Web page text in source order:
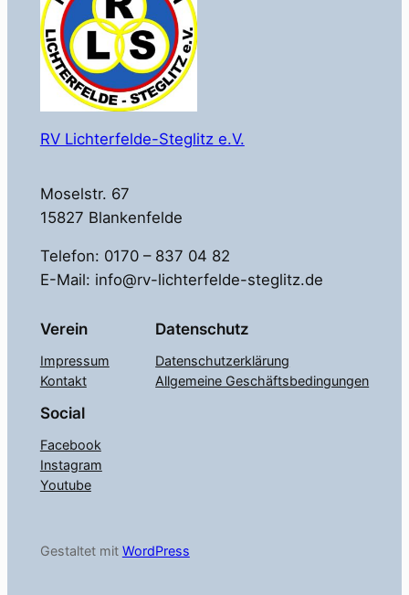
RV Lichterfelde-Steglitz e.V.
Moselstr. 67
15827 Blankenfelde
Telefon: 0170 – 837 04 82
E-Mail: info@rv-lichterfelde-steglitz.de
Verein
Impressum
Kontakt
Datenschutz
Datenschutzerklärung
Allgemeine Geschäftsbedingungen
Social
Facebook
Instagram
Youtube
Gestaltet mit WordPress